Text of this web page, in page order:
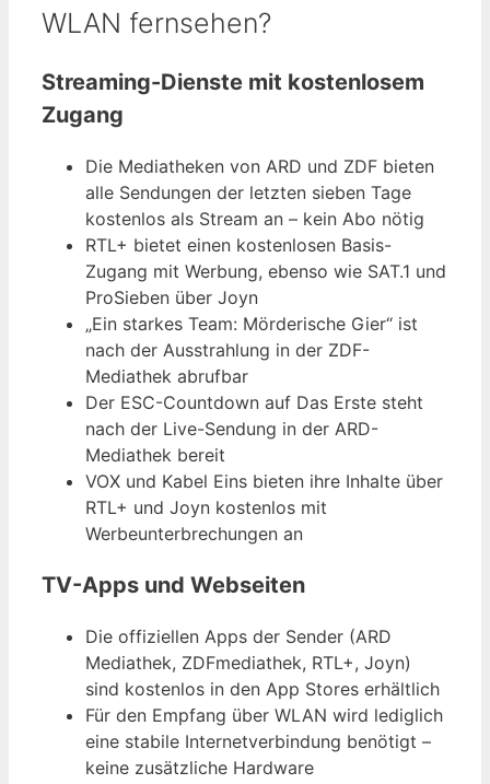
WLAN fernsehen?
Streaming-Dienste mit kostenlosem
Zugang
Die Mediatheken von ARD und ZDF bieten
alle Sendungen der letzten sieben Tage
kostenlos als Stream an – kein Abo nötig
RTL+ bietet einen kostenlosen Basis-
Zugang mit Werbung, ebenso wie SAT.1 und
ProSieben über Joyn
„Ein starkes Team: Mörderische Gier“ ist
nach der Ausstrahlung in der ZDF-
Mediathek abrufbar
Der ESC-Countdown auf Das Erste steht
nach der Live-Sendung in der ARD-
Mediathek bereit
VOX und Kabel Eins bieten ihre Inhalte über
RTL+ und Joyn kostenlos mit
Werbeunterbrechungen an
TV-Apps und Webseiten
Die offiziellen Apps der Sender (ARD
Mediathek, ZDFmediathek, RTL+, Joyn)
sind kostenlos in den App Stores erhältlich
Für den Empfang über WLAN wird lediglich
eine stabile Internetverbindung benötigt –
keine zusätzliche Hardware